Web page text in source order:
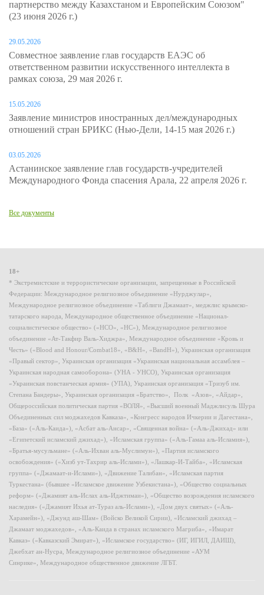
партнерство между Казахстаном и Европейским Союзом"
(23 июня 2026 г.)
29.05.2026
Совместное заявление глав государств ЕАЭС об
ответственном развитии искусственного интеллекта в
рамках союза, 29 мая 2026 г.
15.05.2026
Заявление министров иностранных дел/международных
отношений стран БРИКС (Нью-Дели, 14-15 мая 2026 г.)
03.05.2026
Астанинское заявление глав государств-учредителей
Международного Фонда спасения Арала, 22 апреля 2026 г.
Все документы
18+
* Экстремистские и террористические организации, запрещенные в Российской
Федерации: Международное религиозное объединение «Нурджулар»,
Международное религиозное объединение «Таблиги Джамаат», меджлис крымско-
татарского народа, Международное общественное объединение «Национал-
социалистическое общество» («НСО», «НС»), Международное религиозное
объединение «Ат-Такфир Валь-Хиджра», Международное объединение «Кровь и
Честь» («Blood and Honour/Combat18», «B&H», «BandH»), Украинская организация
«Правый сектор», Украинская организация «Украинская национальная ассамблея –
Украинская народная самооборона» (УНА - УНСО), Украинская организация
«Украинская повстанческая армия» (УПА), Украинская организация «Тризуб им.
Степана Бандеры», Украинская организация «Братство», Полк «Азов», «Айдар»,
Общероссийская политическая партия «ВОЛЯ», «Высший военный Маджлисуль Шура
Объединенных сил моджахедов Кавказа», «Конгресс народов Ичкерии и Дагестана»,
«База» («Аль-Каида»), «Асбат аль-Ансар», «Священная война» («Аль-Джихад» или
«Египетский исламский джихад»), «Исламская группа» («Аль-Гамаа аль-Исламия»),
«Братья-мусульмане» («Аль-Ихван аль-Муслимун»), «Партия исламского
освобождения» («Хизб ут-Тахрир аль-Ислами»), «Лашкар-И-Тайба», «Исламская
группа» («Джамаат-и-Ислами»), «Движение Талибан», «Исламская партия
Туркестана» (бывшее «Исламское движение Узбекистана»), «Общество социальных
реформ» («Джамият аль-Ислах аль-Иджтимаи»), «Общество возрождения исламского
наследия» («Джамият Ихья ат-Тураз аль-Ислами»), «Дом двух святых» («Аль-
Харамейн»), «Джунд аш-Шам» (Войско Великой Сирии), «Исламский джихад –
Джамаат моджахедов», «Аль-Каида в странах исламского Магриба», «Имарат
Кавказ» («Кавказский Эмират»), «Исламское государство» (ИГ, ИГИЛ, ДАИШ),
Джебхат ан-Нусра, Международное религиозное объединение «АУМ
Синрике», Международное общественное движение ЛГБТ.